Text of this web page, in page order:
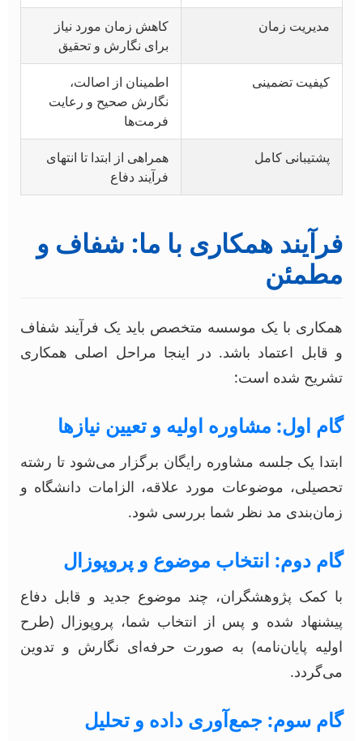
مدیریت زمان
کاهش زمان مورد نیاز
برای نگارش و تحقیق
کیفیت تضمینی
اطمینان از اصالت،
نگارش صحیح و رعایت
فرمت‌ها
پشتیبانی کامل
همراهی از ابتدا تا انتهای
فرآیند دفاع
فرآیند همکاری با ما: شفاف و
مطمئن
همکاری با یک موسسه متخصص باید یک فرآیند شفاف
و قابل اعتماد باشد. در اینجا مراحل اصلی همکاری
تشریح شده است:
گام اول: مشاوره اولیه و تعیین نیازها
ابتدا یک جلسه مشاوره رایگان برگزار می‌شود تا رشته
تحصیلی، موضوعات مورد علاقه، الزامات دانشگاه و
زمان‌بندی مد نظر شما بررسی شود.
گام دوم: انتخاب موضوع و پروپوزال
با کمک پژوهشگران، چند موضوع جدید و قابل دفاع
پیشنهاد شده و پس از انتخاب شما، پروپوزال (طرح
اولیه پایان‌نامه) به صورت حرفه‌ای نگارش و تدوین
می‌گردد.
گام سوم: جمع‌آوری داده و تحلیل